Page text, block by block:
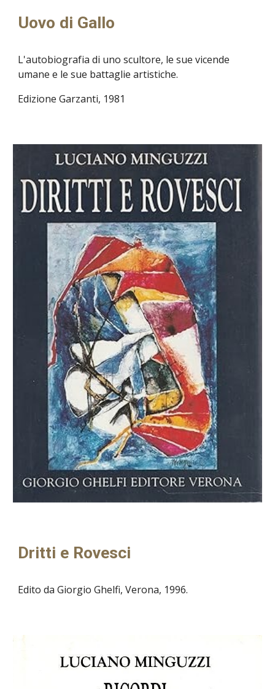
Uovo di Gallo
L'autobiografia di uno scultore, le sue vicende
umane e le sue battaglie artistiche.
Edizione Garzanti, 1981
Dritti e Rovesci
Edito da Giorgio Ghelfi, Verona, 1996.